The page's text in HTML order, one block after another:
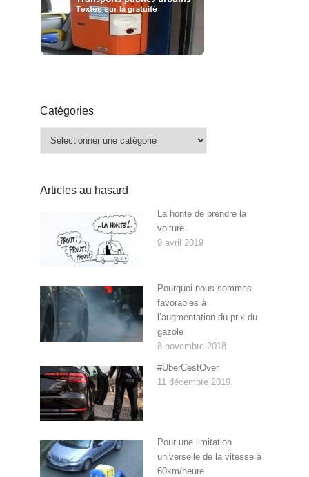
Catégories
Articles au hasard
La honte de prendre la
voiture
9 avril 2019
Pourquoi nous sommes
favorables à
l’augmentation du prix du
gazole
8 novembre 2018
#UberCestOver
11 décembre 2019
Pour une limitation
universelle de la vitesse à
60km/heure